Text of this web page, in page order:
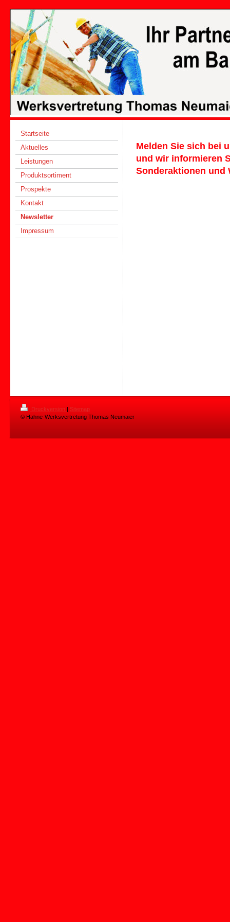
Startseite
Aktuelles
Leistungen
Produktsortiment
Prospekte
Kontakt
Newsletter
Impressum
Melden Sie sich bei
und wir informieren
Sonderaktionen und
Druckversion | Sitemap
© Hahne-Werksvertretung Thomas Neumaier